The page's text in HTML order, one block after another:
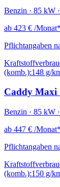
Benzin · 85 kW
ab 423 € /Monat*
Pflichtangaben
(komb.):148 g/
Caddy
Benzin · 85 kW
ab 447 € /Monat*
Pflichtangaben
(komb.):150 g/